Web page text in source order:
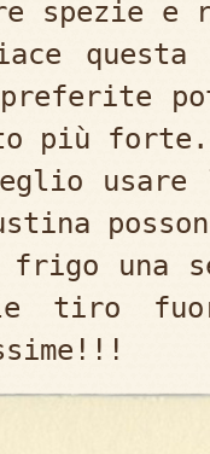
spezie
più forte.
usare
frigo una
le tiro